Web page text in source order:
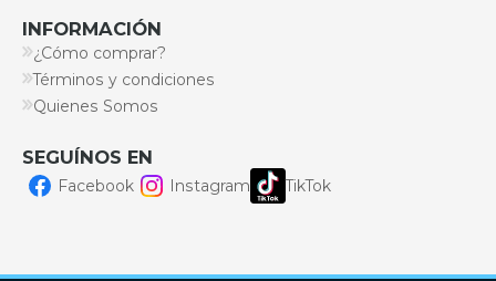
INFORMACIÓN
¿Cómo comprar?
Términos y condiciones
Quienes Somos
SEGUÍNOS EN
Facebook Instagram TikTok